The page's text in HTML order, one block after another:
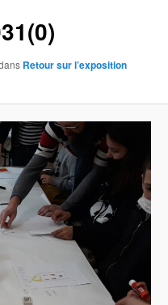
Retour sur l’exposition